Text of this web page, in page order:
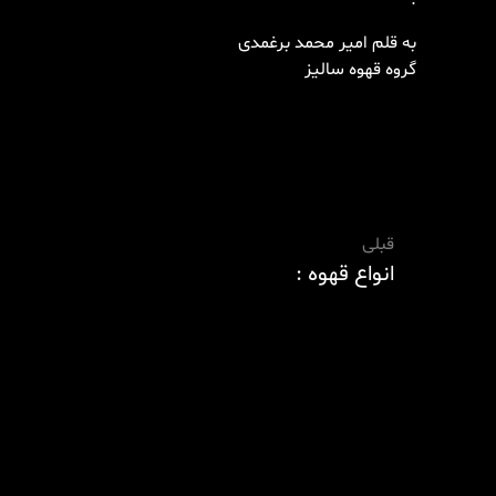
به قلم امیر محمد برغمدی
گروه قهوه سالیز
قبلی
انواع قهوه :